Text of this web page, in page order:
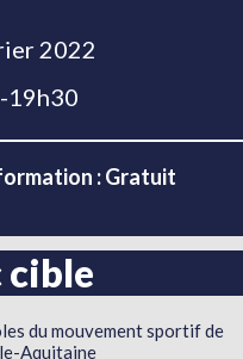
2022
19h30
: Gratuit
cible
du mouvement sportif de
Aquitaine